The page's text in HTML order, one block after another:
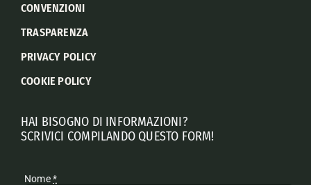
CONVENZIONI
TRASPARENZA
PRIVACY POLICY
COOKIE POLICY
HAI BISOGNO DI INFORMAZIONI?
SCRIVICI COMPILANDO QUESTO FORM!
Nome*